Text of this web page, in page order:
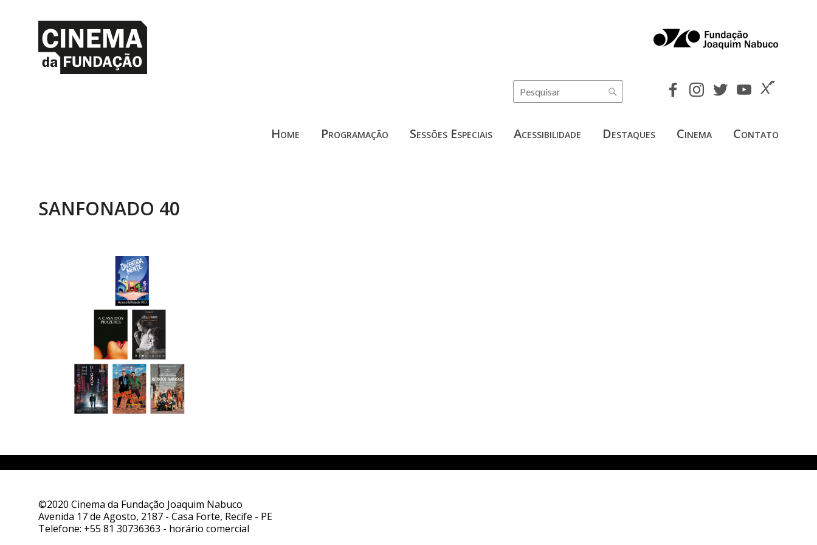
Home Programação Sessões Especiais Acessibilidade Destaques Cinema Contato
SANFONADO 40
©2020 Cinema da Fundação Joaquim Nabuco
Avenida 17 de Agosto, 2187 - Casa Forte, Recife - PE
Telefone: +55 81 30736363 - horário comercial